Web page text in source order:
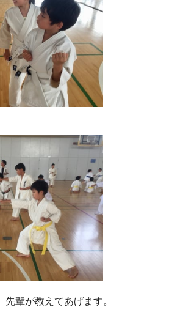
輩が教えてあげます。